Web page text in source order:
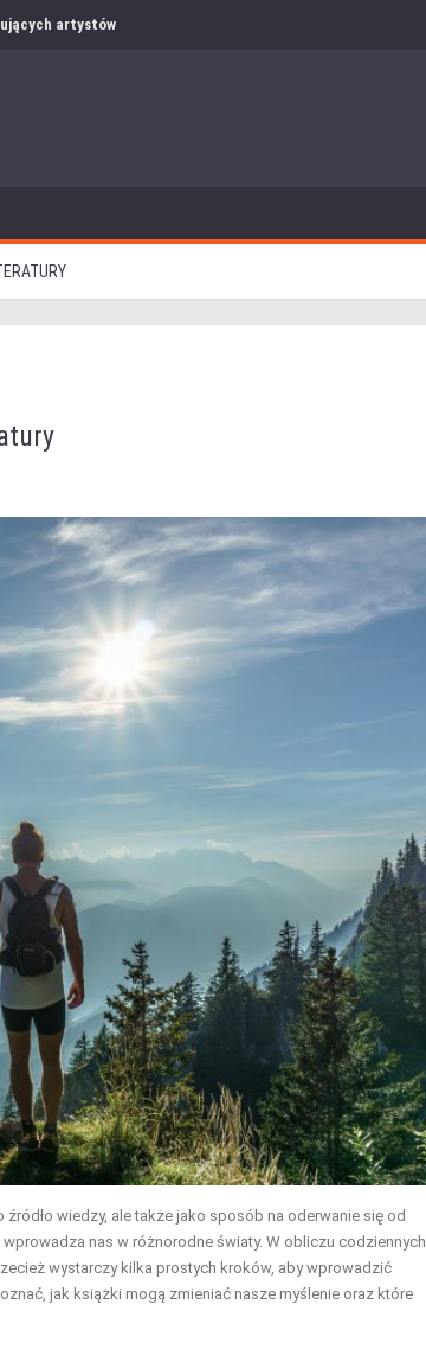
artystów
wiedzy, ale także jako sposób na oderwanie się od
nas w różnorodne światy. W obliczu codziennych
wystarczy kilka prostych kroków, aby wprowadzić
jak książki mogą zmieniać nasze myślenie oraz które